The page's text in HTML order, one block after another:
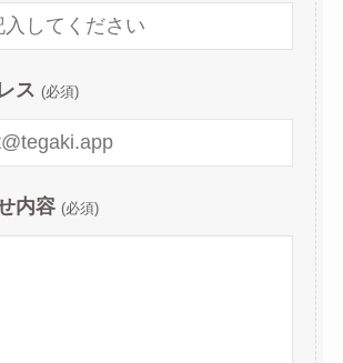
ス (必須)
内容 (必須)